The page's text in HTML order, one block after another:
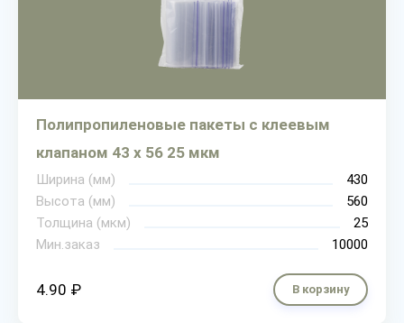
Полипропиленовые пакеты с клеевым
клапаном 43 х 56 25 мкм
Ширина (мм)
430
Высота (мм)
560
Толщина (мкм)
25
Мин.заказ
10000
4.90 ₽ В корзину